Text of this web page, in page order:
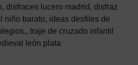
, disfraces lucero madrid , disfraz
niño barato, ideas desfiles de
, traje de cruzado infantil
león plata